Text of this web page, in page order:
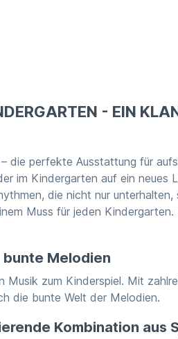
- EIN
perfekte Ausstattung für
im Kindergarten auf ein
die nicht nur
Muss für jeden
Melodien
zum Kinderspiel. Mit
die bunte Welt der Melodien.
Kombination aus